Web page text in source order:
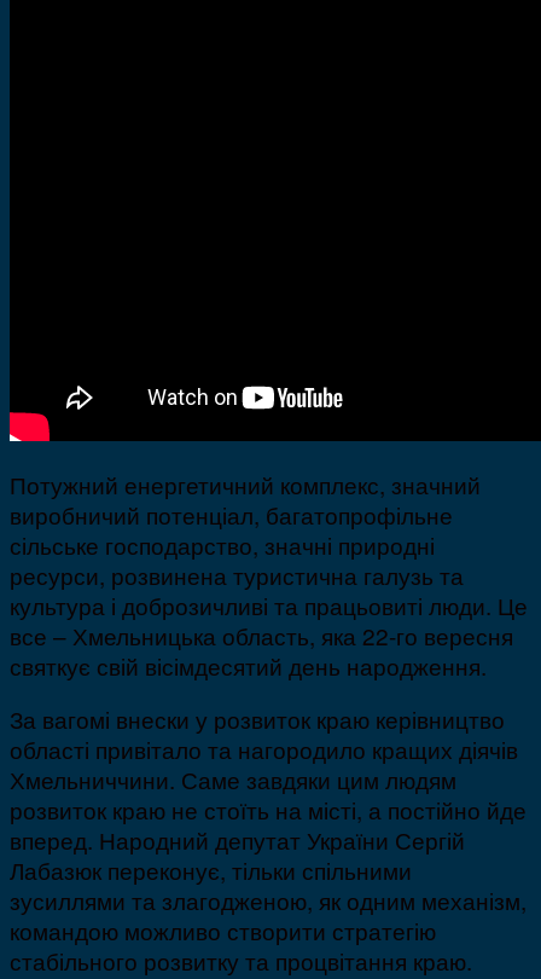
Потужний енергетичний комплекс, значний
виробничий потенціал, багатопрофільне
сільське господарство, значні природні
ресурси, розвинена туристична галузь та
культура і доброзичливі та працьовиті люди. Це
все – Хмельницька область, яка 22-го вересня
святкує свій вісімдесятий день народження.
За вагомі внески у розвиток краю керівництво
області привітало та нагородило кращих діячів
Хмельниччини. Саме завдяки цим людям
розвиток краю не стоїть на місті, а постійно йде
вперед. Народний депутат України Сергій
Лабазюк переконує, тільки спільними
зусиллями та злагодженою, як одним механізм,
командою можливо створити стратегію
стабільного розвитку та процвітання краю.